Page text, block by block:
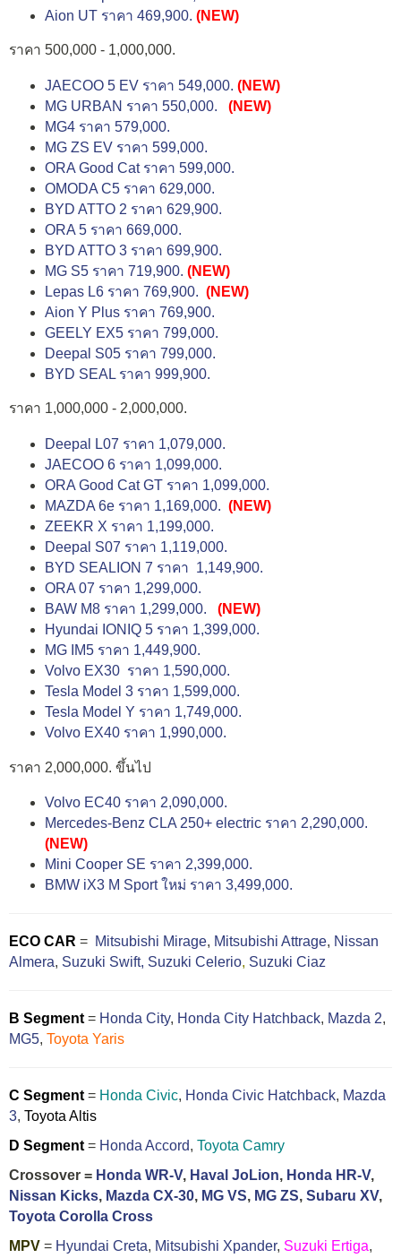
Aion UT ราคา 469,900. (NEW)
ราคา 500,000 - 1,000,000.
JAECOO 5 EV ราคา 549,000. (NEW)
MG URBAN ราคา 550,000.
(NEW)
MG4 ราคา 579,000.
MG ZS EV ราคา 599,000.
ORA Good Cat ราคา 599,000.
OMODA C5 ราคา 629,000.
BYD ATTO 2 ราคา 629,900.
ORA 5 ราคา 669,000.
BYD ATTO 3 ราคา 699,900.
MG S5 ราคา 719,900. (NEW)
Lepas L6 ราคา 769,900. (NEW)
Aion Y Plus ราคา 769,900.
GEELY EX5 ราคา 799,000.
Deepal S05 ราคา 799,000.
BYD SEAL ราคา 999,900.
ราคา 1,000,000 - 2,000,000.
Deepal L07 ราคา 1,079,000.
JAECOO 6 ราคา 1,099,000.
ORA Good Cat GT ราคา 1,099,000.
MAZDA 6e ราคา 1,169,000. (NEW)
ZEEKR X ราคา 1,199,000.
Deepal S07 ราคา 1,119,000.
BYD SEALION 7 ราคา 1,149,900.
ORA 07 ราคา 1,299,000.
BAW M8 ราคา 1,299,000.
(NEW)
Hyundai IONIQ 5 ราคา 1,399,000.
MG IM5 ราคา 1,449,900.
Volvo EX30 ราคา 1,590,000.
Tesla Model 3 ราคา 1,599,000.
Tesla Model Y ราคา 1,749,000.
Volvo EX40 ราคา 1,990,000.
ราคา 2,000,000. ขึ้นไป
Volvo EC40 ราคา 2,090,000.
Mercedes-Benz CLA 250+ electric ราคา 2,290,000.
(NEW)
Mini Cooper SE ราคา 2,399,000.
BMW iX3 M Sport ใหม่ ราคา 3,499,000.
ECO CAR = Mitsubishi Mirage, Mitsubishi Attrage, Nissan
Almera, Suzuki Swift, Suzuki Celerio, Suzuki Ciaz
B Segment = Honda City, Honda City Hatchback, Mazda 2,
MG5, Toyota Yaris
C Segment = Honda Civic, Honda Civic Hatchback, Mazda
3, Toyota Altis
D Segment = Honda Accord, Toyota Camry
Crossover = Honda WR-V, Haval JoLion, Honda HR-V,
Nissan Kicks, Mazda CX-30, MG VS, MG ZS, Subaru XV,
Toyota Corolla Cross
MPV = Hyundai Creta, Mitsubishi Xpander, Suzuki Ertiga,